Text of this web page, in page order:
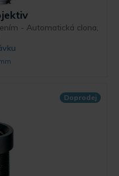
- Automatická clona,
Doprodej